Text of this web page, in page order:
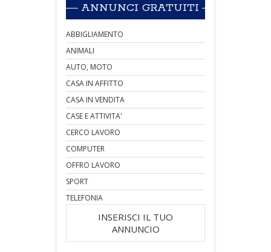
ANNUNCI GRATUITI
ABBIGLIAMENTO
ANIMALI
AUTO, MOTO
CASA IN AFFITTO
CASA IN VENDITA
CASE E ATTIVITA'
CERCO LAVORO
COMPUTER
OFFRO LAVORO
SPORT
TELEFONIA
INSERISCI IL TUO
ANNUNCIO